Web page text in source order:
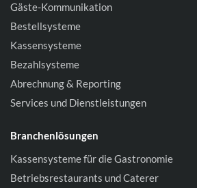
Gäste-Kommunikation
Bestellsysteme
Kassensysteme
Bezahlsysteme
Abrechnung & Reporting
Services und Dienstleistungen
Branchenlösungen
Kassensysteme für die Gastronomie
Betriebsrestaurants und Caterer